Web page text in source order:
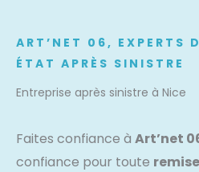
ART’NET 06, EXPERTS
ÉTAT APRÈS SINISTRE
Entreprise après sinistre à Nice
Faites confiance à Art’net
confiance pour toute